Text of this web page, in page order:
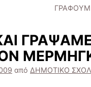
από ΔΗΜΟΤΙΚΟ